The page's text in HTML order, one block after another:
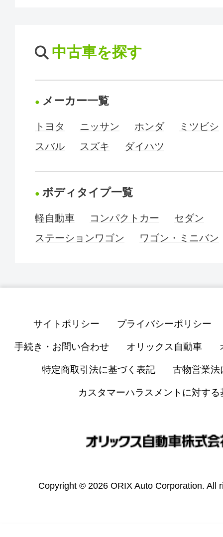
中古車を探す
メーカー一覧
トヨタ ニッサン ホンダ
ミツビシ
スバル
スズキ ダイハツ
ボディタイプ一覧
軽自動車 コンパクトカー
セダン
ステーションワゴン
ワゴン・ミニバン
サイトポリシー プライバシーポリシー
手続き・お問い合わせ オリックス自動車
特定商取引法に基づく表記 古物営業法
カスタマーハラスメントに対する
Copyright © 2026 ORIX Auto Corporation. All